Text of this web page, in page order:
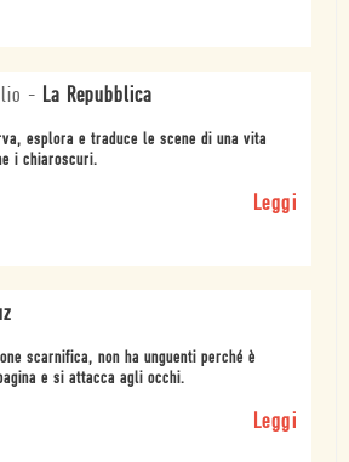
- La Repubblica
esplora e traduce le scene di una vita
i chiaroscuri.
Leggi
scarnifica, non ha unguenti perché è
e si attacca agli occhi.
Leggi